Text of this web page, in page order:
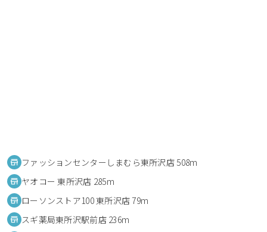
ファッションセンターしまむら東所沢店 508m
ヤオコー 東所沢店 285m
ローソンストア100 東所沢店 79m
スギ薬局東所沢駅前店 236m